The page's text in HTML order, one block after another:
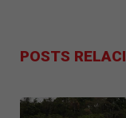
POSTS